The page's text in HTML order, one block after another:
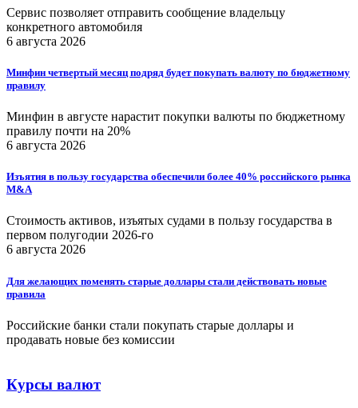
Сервис позволяет отправить сообщение владельцу
конкретного автомобиля
6 августа 2026
Минфин четвертый месяц подряд будет покупать валюту по бюджетному
правилу
Минфин в августе нарастит покупки валюты по бюджетному
правилу почти на 20%
6 августа 2026
Изъятия в пользу государства обеспечили более 40% российского рынка
M&A
Стоимость активов, изъятых судами в пользу государства в
первом полугодии 2026-го
6 августа 2026
Для желающих поменять старые доллары стали действовать новые
правила
Российские банки стали покупать старые доллары и
продавать новые без комиссии
Курсы валют